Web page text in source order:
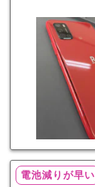
リー膨張の
もしれませ
テリー交換
電池減りが早い